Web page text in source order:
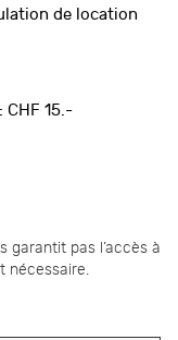
de location
CHF 15.-
garantit pas l’accès à
nécessaire.